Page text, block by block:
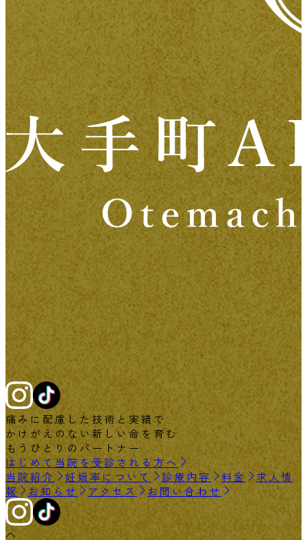
痛みに配慮した技術と実績で
かけがえのない新しい命を育む
もうひとりのパートナー
はじめて当院を受診される方へ
当院紹介
妊娠率について 診療内容 料金
求人情
報
お知らせ アクセス お問い合わせ